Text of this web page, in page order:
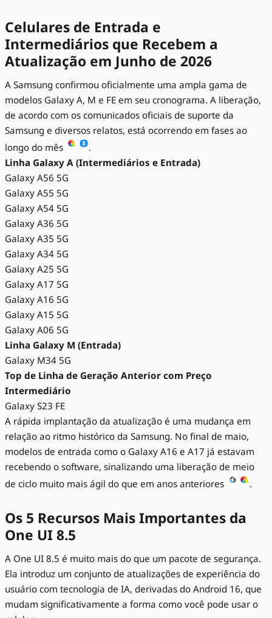
Celulares de Entrada e
Intermediários que Recebem a
Atualização em Junho de 2026
A Samsung confirmou oficialmente uma ampla gama de
modelos Galaxy A, M e FE em seu cronograma. A liberação,
de acordo com os comunicados oficiais de suporte da
Samsung e diversos relatos, está ocorrendo em fases ao
longo do mês
.
Linha Galaxy A (Intermediários e Entrada)
Galaxy A56 5G
Galaxy A55 5G
Galaxy A54 5G
Galaxy A36 5G
Galaxy A35 5G
Galaxy A34 5G
Galaxy A25 5G
Galaxy A17 5G
Galaxy A16 5G
Galaxy A15 5G
Galaxy A06 5G
Linha Galaxy M (Entrada)
Galaxy M34 5G
Top de Linha de Geração Anterior com Preço
Intermediário
Galaxy S23 FE
A rápida implantação da atualização é uma mudança em
relação ao ritmo histórico da Samsung. No final de maio,
modelos de entrada como o Galaxy A16 e A17 já estavam
recebendo o software, sinalizando uma liberação de meio
de ciclo muito mais ágil do que em anos anteriores
.
Os 5 Recursos Mais Importantes da
One UI 8.5
A One UI 8.5 é muito mais do que um pacote de segurança.
Ela introduz um conjunto de atualizações de experiência do
usuário com tecnologia de IA, derivadas do Android 16, que
mudam significativamente a forma como você pode usar o